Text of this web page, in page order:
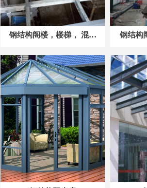
钢结构阁楼，楼梯， 混泥
钢结构